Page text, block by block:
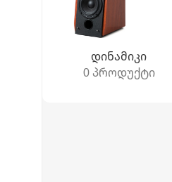
Დინამიკი
0 პროდუქტი